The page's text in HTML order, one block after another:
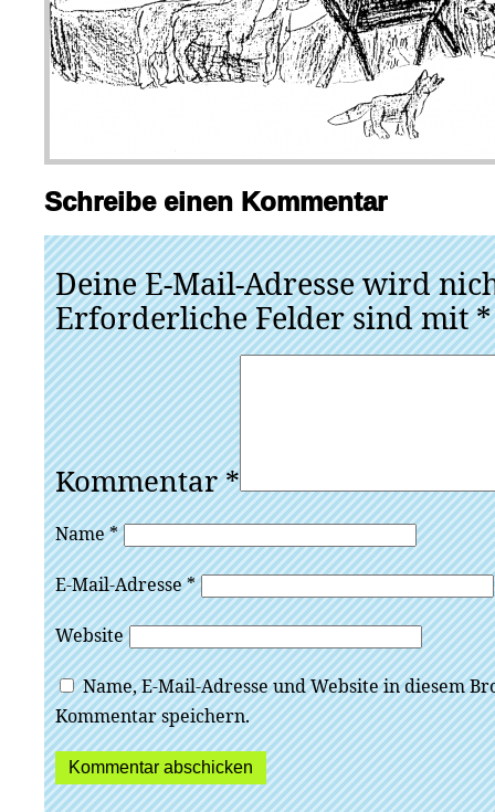
Schreibe einen Kommentar
Deine E-Mail-Adresse wird
Erforderliche Felder sind mit*
Kommentar*
Name*
E-Mail-Adresse*
Website
Name, E-Mail-Adresse und Website in diesem
Kommentar speichern.